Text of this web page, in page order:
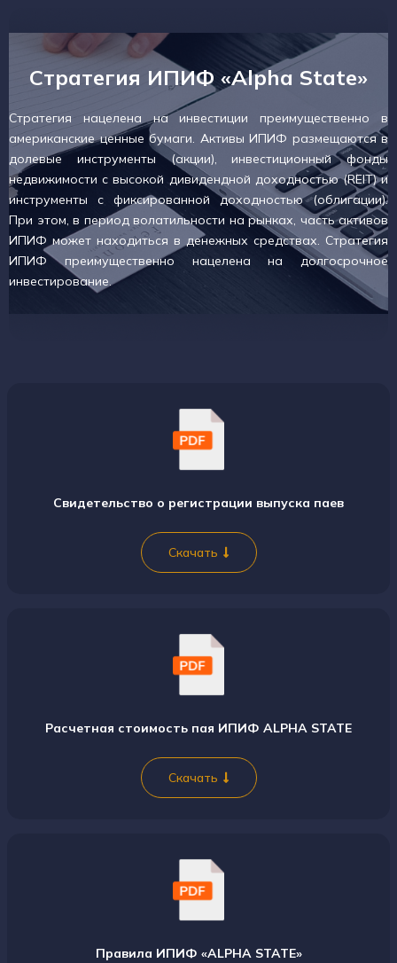
Стратегия ИПИФ «Alpha State»
Стратегия нацелена на инвестиции преимущественно в
американские ценные бумаги. Активы ИПИФ размещаются в
долевые инструменты (акции), инвестиционный фонды
недвижимости с высокой дивидендной доходностью (REIT) и
инструменты с фиксированной доходностью (облигации).
При этом, в период волатильности на рынках, часть активов
ИПИФ может находиться в денежных средствах. Стратегия
ИПИФ преимущественно нацелена на долгосрочное
инвестирование.
Свидетельство о регистрации выпуска паев
Скачать
Расчетная стоимость пая ИПИФ ALPHA STATE
Скачать
Правила ИПИФ «ALPHA STATE»